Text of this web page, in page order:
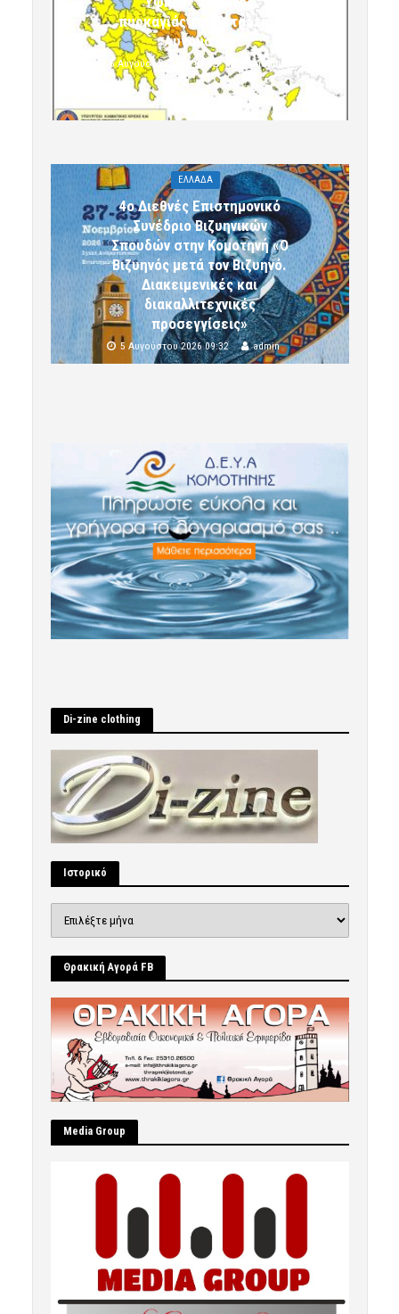
πυρκαγιάς την Τετάρτη 5
Αυγούστου
5 Αυγούστου 2026 09:32 komotini24
ΕΛΛΑΔΑ
4ο Διεθνές Επιστημονικό
Συνέδριο Βιζυηνικών
Σπουδών στην Κομοτηνή «Ο
Βιζυηνός μετά τον Βιζυηνό.
Διακειμενικές και
διακαλλιτεχνικές
προσεγγίσεις»
5 Αυγούστου 2026 09:32 admin
Di-zine clothing
Ιστορικό
Θρακική Αγορά FB
Μedia Group